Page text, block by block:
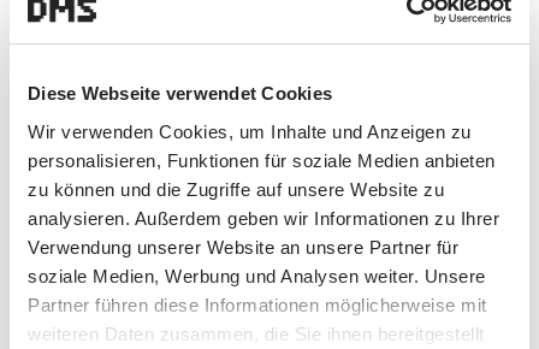
Diese Webseite verwendet Cookies
Wir verwenden Cookies, um Inhalte und Anzeigen zu
personalisieren, Funktionen für soziale Medien anbieten
zu können und die Zugriffe auf unsere Website zu
analysieren. Außerdem geben wir Informationen zu Ihrer
Verwendung unserer Website an unsere Partner für
soziale Medien, Werbung und Analysen weiter. Unsere
Partner führen diese Informationen möglicherweise mit
weiteren Daten zusammen, die Sie ihnen bereitgestellt
Niederösterreichs lag der Fokus der Gespräche auf
dem Bestehen und der Wettbewerbsfähigkeit
internationalen Geschäft. Wie kann man als regionales
Unternehmen mit der internationalen Konkurrenz
mithalten? Kann man Traditionen mit Mondänität
verbinden? Wie viel Show ist förderlich für das
Geschäft? Dabei wurde ausgewählten Gästen die
Bühne überlassen – und es wurde eifrig diskutiert.